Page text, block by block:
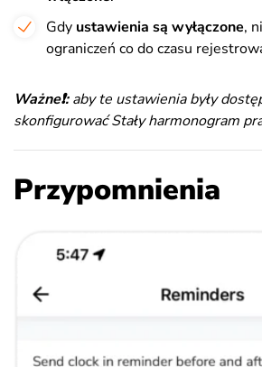
Gdy ustawienia są wyłączone,
ograniczeń co do czasu
Ważne❗️:aby te ustawienia były
skonfigurować Stały harmonogram
Przypomnienia